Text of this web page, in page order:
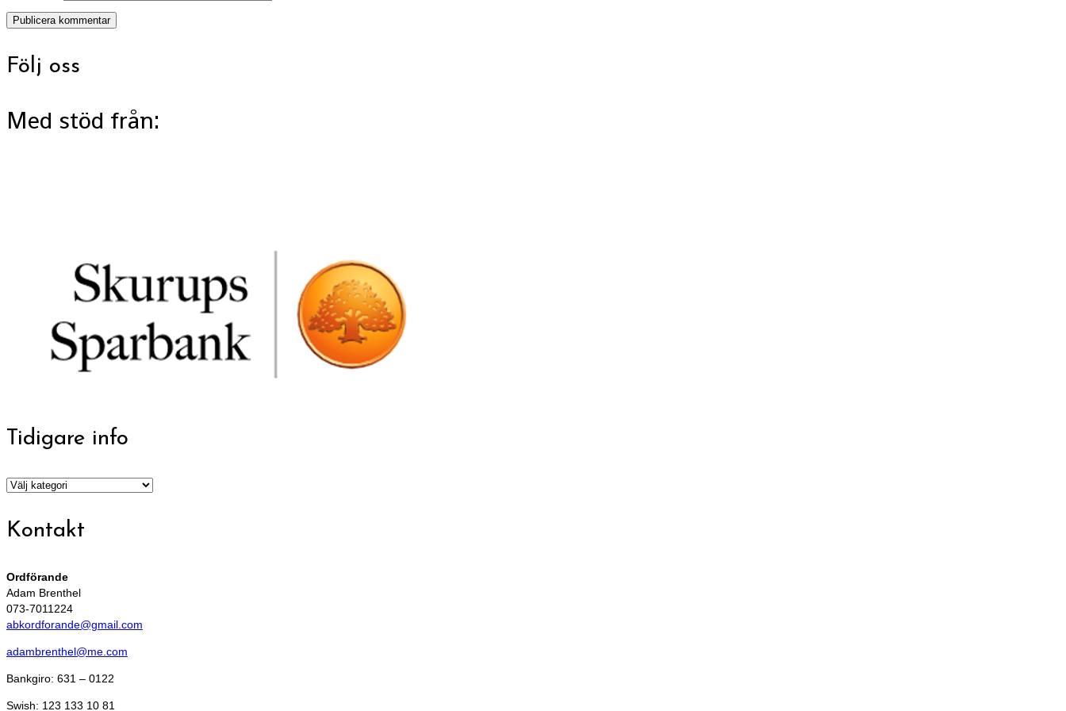
Följ oss
Med stöd från:
Tidigare info
Tidigare
Kontakt
Ordförande
Adam Brenthel
073-7011224
abkordforande@gmail.com
adambrenthel@me.com
Bankgiro: 631 – 0122
Swish: 123 133 10 81